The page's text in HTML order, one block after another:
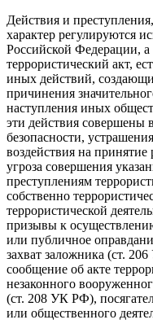
Действия и
характер регулируются
Российской Федерации, а
террористический акт,
иных действий,
причинения
наступления иных
эти действия совершены
безопасности,
воздействия на
угроза совершения
преступлениям
собственно
террористической
призывы к
или публичное
захват заложника (ст.
сообщение об акте
незаконного
(ст. 208 УК РФ),
или общественного